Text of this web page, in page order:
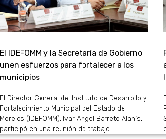
El IDEFOMM y la Secretaría de Gobierno
unen esfuerzos para fortalecer a los
municipios
El Director General del Instituto de Desarrollo y
Fortalecimiento Municipal del Estado de
Morelos (IDEFOMM), Ivar Angel Barreto Alanís,
participó en una reunión de trabajo